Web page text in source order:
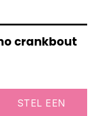
crankbout
STEL EEN